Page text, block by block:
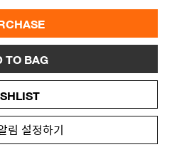
TO BAG
림 설정하기